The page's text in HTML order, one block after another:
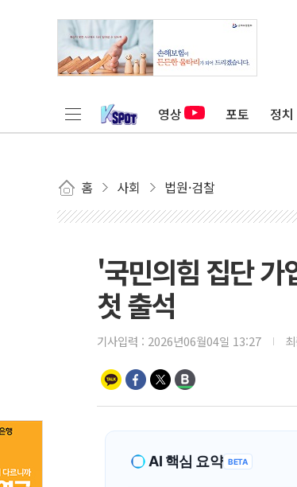
영상 포토 정치
홈 사회 법원·검찰
'국민의힘 집단 가
첫 출석
기사입력 : 2026년06월04일 13:27
AI 핵심 요약 BETA